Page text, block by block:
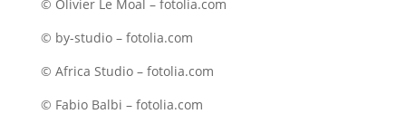
© Olivier Le Moal – fotolia.com
© by-studio – fotolia.com
© Africa Studio – fotolia.com
© Fabio Balbi – fotolia.com